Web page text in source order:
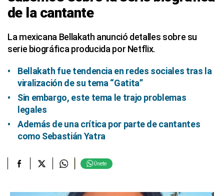
de la cantante
La mexicana Bellakath anunció detalles sobre su
serie biográfica producida por Netflix.
Bellakath fue tendencia en redes sociales tras la
viralización de su tema “Gatita”
Sin embargo, este tema le trajo problemas
legales
Además de una crítica por parte de cantantes
como Sebastián Yatra
Únete